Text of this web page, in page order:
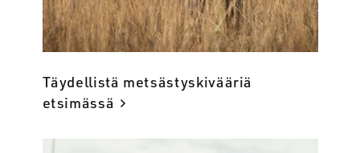
Täydellistä metsästyskivääriä
etsimässä